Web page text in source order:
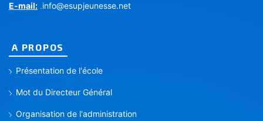
E-mail: info@esupjeunesse.net
A PROPOS
Présentation de l'école
Mot du Directeur Général
Organisation de l'administration